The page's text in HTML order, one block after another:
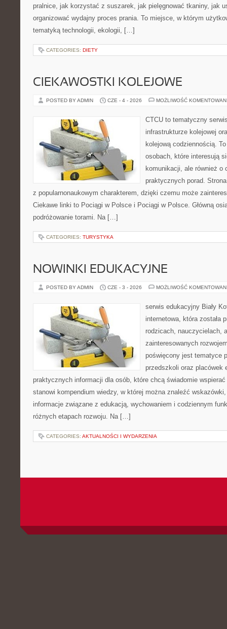
pralnice, jak korzystać z suszarek, jak pielęgnować tkaniny, jak
organizować wydajny proces prania. To miejsce, w którym
tematyką technologii, ekologii, […]
CATEGORIES: DIETY
CIEKAWOSTKI KOLEJOWE
POSTED BY ADMIN CZE - 4 - 2026 MOŻLIWOŚĆ
CTCU to tematyczny
infrastrukturze kolejowej
kolejową codziennością.
osobach, które interesują
komunikacji, ale również
praktycznych porad.
z popularnonaukowym charakterem, dzięki czemu może
Ciekawe linki to Pociągi w Polsce i Pociągi w Polsce. Główną
podróżowanie torami. Na […]
CATEGORIES: TURYSTYKA
NOWINKI EDUKACYJNE
POSTED BY ADMIN CZE - 3 - 2026 MOŻLIWOŚĆ
serwis edukacyjny Biały
internetowa, która została
rodzicach, nauczycielach,
zainteresowanych
poświęcony jest tematyce
przedszkoli oraz placówek
praktycznych informacji dla osób, które chcą świadomie
stanowi kompendium wiedzy, w której można znaleźć
informacje związane z edukacją, wychowaniem i codziennym
różnych etapach rozwoju. Na […]
CATEGORIES: AKTUALNOŚCI I WYDARZENIA